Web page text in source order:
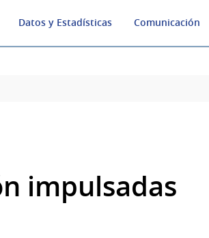
Datos y Estadísticas Comunicación
impulsadas